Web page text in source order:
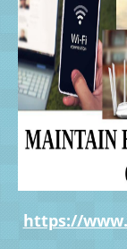
https://